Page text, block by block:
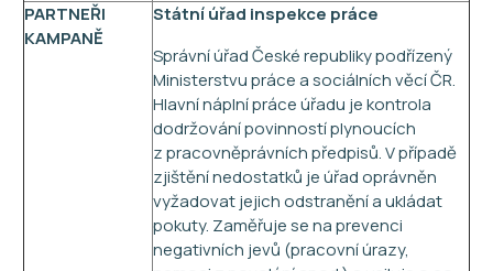
PARTNEŘI
KAMPANĚ
Státní úřad inspekce práce
Správní úřad České republiky podřízený
Ministerstvu práce a sociálních věcí ČR.
Hlavní náplní práce úřadu je kontrola
dodržování povinností plynoucích
z pracovněprávních předpisů. V případě
zjištění nedostatků je úřad oprávněn
vyžadovat jejich odstranění a ukládat
pokuty. Zaměřuje se na prevenci
negativních jevů (pracovní úrazy,